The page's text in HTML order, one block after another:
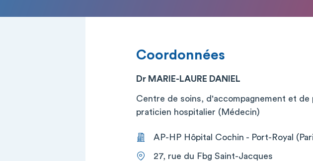
Coordonnées
Dr MARIE-LAURE DANIEL
Centre de soins, d'accompagnement et
praticien hospitalier (Médecin)
AP-HP Hôpital Cochin - Port-Royal
27, rue du Fbg Saint-Jacques